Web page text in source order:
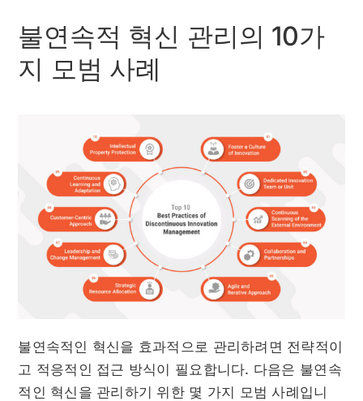
불연속적 혁신 관리의 10가
지 모범 사례
불연속적인 혁신을 효과적으로 관리하려면 전략적이
고 적응적인 접근 방식이 필요합니다. 다음은 불연속
적인 혁신을 관리하기 위한 몇 가지 모범 사례입니